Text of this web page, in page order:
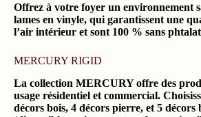
Offrez à votre foyer un environnement
lames en vinyle, qui garantissent une
l’air intérieur et sont 100 % sans
MERCURY RIGID
La collection MERCURY offre des
usage résidentiel et commercial.
décors bois, 4 décors pierre, et 5 décors